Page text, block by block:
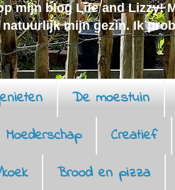
mijn blog Life and Lizzy!
natuurlijk mijn gezin. Ik
De moestuin
Moederschap Creatief
Brood en pizza